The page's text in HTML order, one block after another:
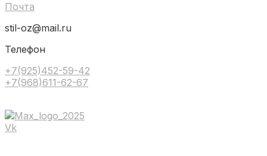
Почта
stil-oz@mail.ru
Телефон
+7(925)452-59-42
+7(968)611-62-67
Vk